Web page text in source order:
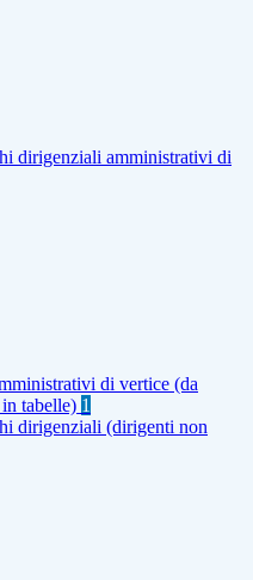
dirigenziali amministrativi di
di vertice (da
tabelle) 1
dirigenziali (dirigenti non